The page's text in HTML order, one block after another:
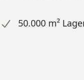
50.000 m²